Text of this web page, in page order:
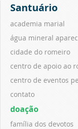
Santuário
academia marial
água mineral
cidade do romeiro
centro de apoio ao
centro de eventos
contato
doação
família dos devotos